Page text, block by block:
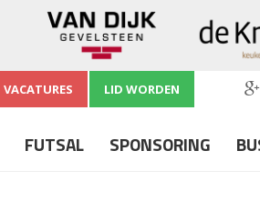
VACATURES LID WORDEN
FUTSAL SPONSORING